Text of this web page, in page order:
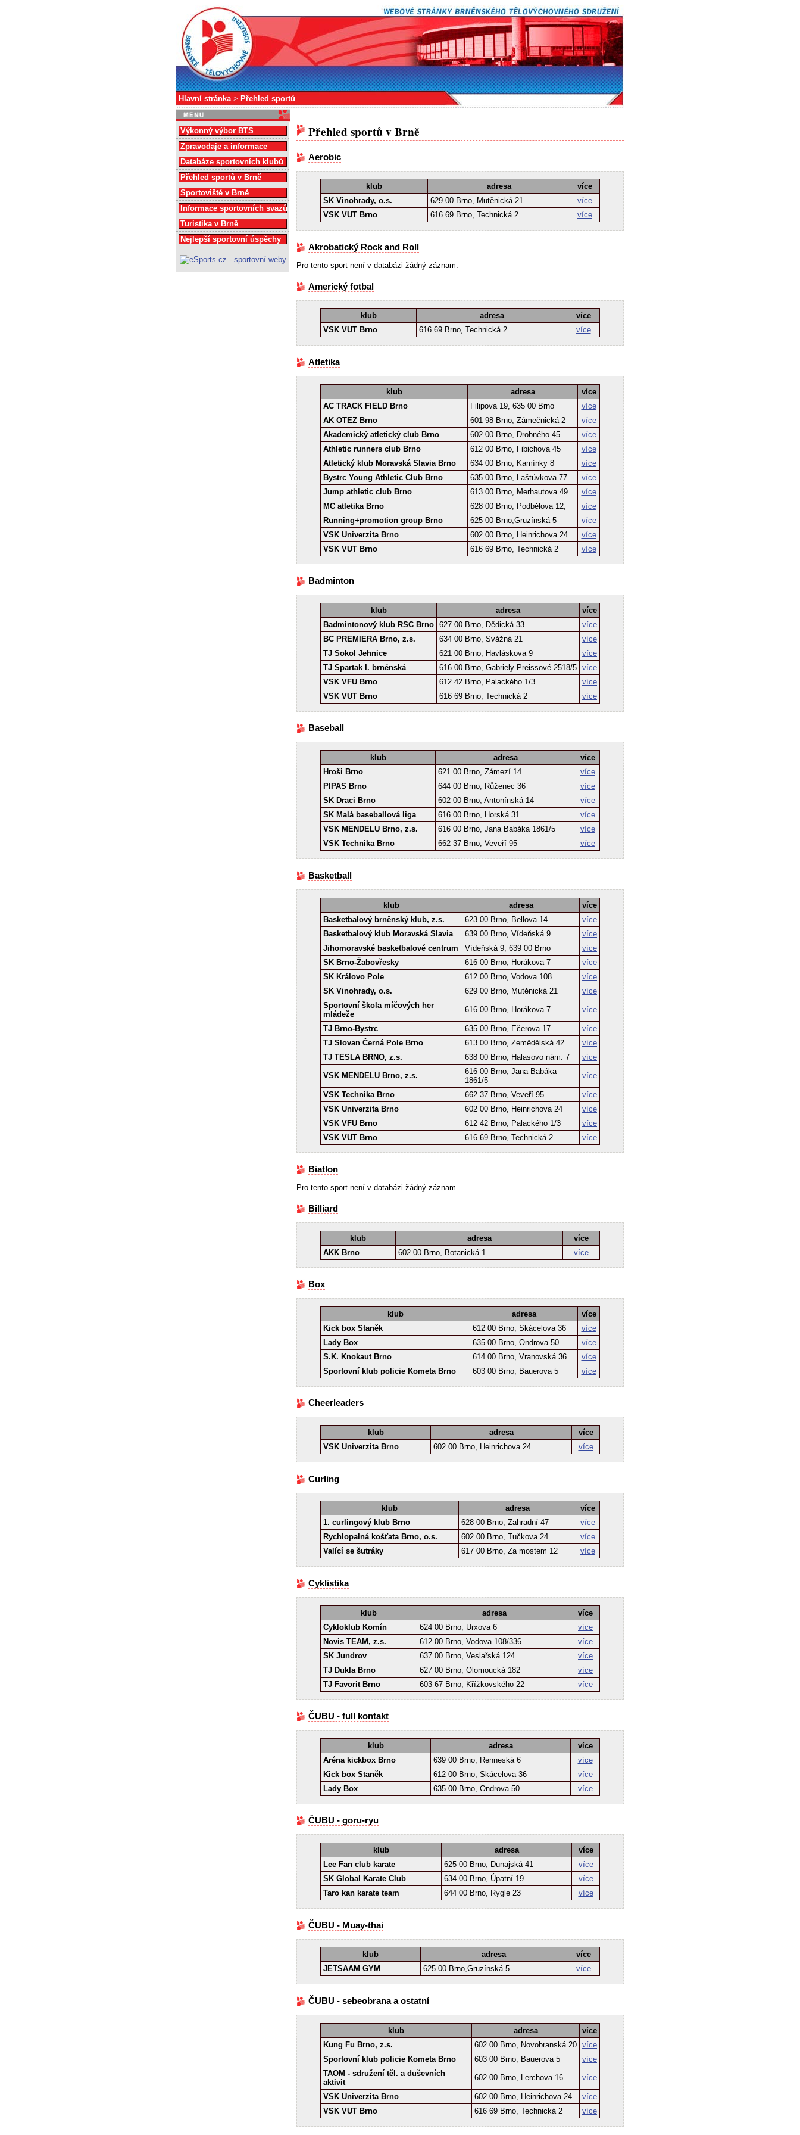
Hlavní stránka> Přehled sportů
Přehled sportů v Brně
Aerobic
klub adresa
více
SK Vinohrady, o.s.
629 00 Brno, Mutěnická 21
více
VSK VUT Brno
616 69 Brno, Technická 2 více
Akrobatický Rock and Roll
Pro tento sport není v databázi žádný záznam.
Americký fotbal
klub adresa
více
VSK VUT Brno
616 69 Brno, Technická 2 více
Atletika
klub adresa
více
AC TRACK FIELD Brno
Filipova 19, 635 00 Brno
více
AK OTEZ Brno
601 98 Brno, Zámečnická 2
více
Akademický atletický club Brno
602 00 Brno, Drobného 45
více
Athletic runners club Brno
612 00 Brno, Fibichova 45
více
Atletický klub Moravská Slavia Brno
634 00 Brno, Kamínky 8
více
Bystrc Young Athletic Club Brno
635 00 Brno, Laštůvkova 77
více
Jump athletic club Brno
613 00 Brno, Merhautova 49
více
MC atletika Brno
628 00 Brno, Podbělova 12,
více
Running+promotion group Brno
625 00 Brno,Gruzínská 5
více
VSK Univerzita Brno
602 00 Brno, Heinrichova 24
více
VSK VUT Brno
616 69 Brno, Technická 2 více
Badminton
klub adresa
více
Badmintonový klub RSC Brno 627 00 Brno, Dědická 33
více
BC PREMIERA Brno, z.s.
634 00 Brno, Svážná 21
více
TJ Sokol Jehnice
621 00 Brno, Havláskova 9
více
TJ Spartak I. brněnská
616 00 Brno, Gabriely Preissové 2518/5 více
VSK VFU Brno
612 42 Brno, Palackého 1/3
více
VSK VUT Brno
616 69 Brno, Technická 2 více
Baseball
klub adresa
více
Hroši Brno
621 00 Brno, Zámezí 14
více
PIPAS Brno
644 00 Brno, Růženec 36
více
SK Draci Brno
602 00 Brno, Antonínská 14
více
SK Malá baseballová liga
616 00 Brno, Horská 31
více
VSK MENDELU Brno, z.s.
616 00 Brno, Jana Babáka 1861/5
více
VSK Technika Brno
662 37 Brno, Veveří 95 více
Basketball
klub adresa
více
Basketbalový brněnský klub, z.s.
623 00 Brno, Bellova 14
více
Basketbalový klub Moravská Slavia
639 00 Brno, Vídeňská 9
více
Jihomoravské basketbalové centrum
Vídeňská 9, 639 00 Brno
více
SK Brno-Žabovřesky
616 00 Brno, Horákova 7
více
SK Královo Pole
612 00 Brno, Vodova 108
více
SK Vinohrady, o.s.
629 00 Brno, Mutěnická 21
více
Sportovní škola míčových her
mládeže
616 00 Brno, Horákova 7 více
TJ Brno-Bystrc 635 00 Brno, Ečerova 17
více
TJ Slovan Černá Pole Brno
613 00 Brno, Zemědělská 42
více
TJ TESLA BRNO, z.s.
638 00 Brno, Halasovo nám. 7 více
VSK MENDELU Brno, z.s.
616 00 Brno, Jana Babáka
1861/5
více
VSK Technika Brno 662 37 Brno, Veveří 95
více
VSK Univerzita Brno
602 00 Brno, Heinrichova 24
více
VSK VFU Brno
612 42 Brno, Palackého 1/3
více
VSK VUT Brno
616 69 Brno, Technická 2 více
Biatlon
Pro tento sport není v databázi žádný záznam.
Billiard
klub adresa
více
AKK Brno
602 00 Brno, Botanická 1 více
Box
klub adresa
více
Kick box Staněk
612 00 Brno, Skácelova 36
více
Lady Box
635 00 Brno, Ondrova 50
více
S.K. Knokaut Brno
614 00 Brno, Vranovská 36
více
Sportovní klub policie Kometa Brno
603 00 Brno, Bauerova 5 více
Cheerleaders
klub adresa
více
VSK Univerzita Brno
602 00 Brno, Heinrichova 24 více
Curling
klub adresa
více
1. curlingový klub Brno
628 00 Brno, Zahradní 47
více
Rychlopalná košťata Brno, o.s.
602 00 Brno, Tučkova 24
více
Valící se šutráky
617 00 Brno, Za mostem 12 více
Cyklistika
klub adresa
více
Cykloklub Komín
624 00 Brno, Urxova 6
více
Novis TEAM, z.s.
612 00 Brno, Vodova 108/336
více
SK Jundrov
637 00 Brno, Veslařská 124
více
TJ Dukla Brno
627 00 Brno, Olomoucká 182
více
TJ Favorit Brno
603 67 Brno, Křížkovského 22 více
ČUBU - full kontakt
klub adresa
více
Aréna kickbox Brno
639 00 Brno, Renneská 6
více
Kick box Staněk
612 00 Brno, Skácelova 36
více
Lady Box
635 00 Brno, Ondrova 50 více
ČUBU - goru-ryu
klub adresa
více
Lee Fan club karate
625 00 Brno, Dunajská 41
více
SK Global Karate Club
634 00 Brno, Úpatní 19
více
Taro kan karate team
644 00 Brno, Rygle 23 více
ČUBU - Muay-thai
klub adresa
více
JETSAAM GYM
625 00 Brno,Gruzínská 5 více
ČUBU - sebeobrana a ostatní
klub adresa
více
Kung Fu Brno, z.s.
602 00 Brno, Novobranská 20 více
Sportovní klub policie Kometa Brno
603 00 Brno, Bauerova 5
více
TAOM - sdružení těl. a duševních
aktivit
602 00 Brno, Lerchova 16 více
VSK Univerzita Brno 602 00 Brno, Heinrichova 24
více
VSK VUT Brno
616 69 Brno, Technická 2 více
Výkonný výbor BTS
Zpravodaje a informace
Databáze sportovních klubů
Přehled sportů v Brně
Sportoviště v Brně
Informace sportovních svazů
Turistika v Brně
Nejlepší sportovní úspěchy